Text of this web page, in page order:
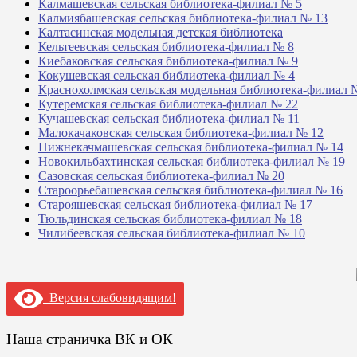
Калмашевская сельская библиотека-филиал № 5
Калмиябашевская сельская библиотека-филиал № 13
Калтасинская модельная детская библиотека
Кельтеевская сельская библиотека-филиал № 8
Киебаковская сельская библиотека-филиал № 9
Кокушевская сельская библиотека-филиал № 4
Краснохолмская сельская модельная библиотека-филиал
Кутеремская сельская библиотека-филиал № 22
Кучашевская сельская библиотека-филиал № 11
Малокачаковская сельская библиотека-филиал № 12
Нижнекачмашевская сельская библиотека-филиал № 14
Новокильбахтинская сельская библиотека-филиал № 19
Сазовская сельская библиотека-филиал № 20
Староорьебашевская сельская библиотека-филиал № 16
Старояшевская сельская библиотека-филиал № 17
Тюльдинская сельская библиотека-филиал № 18
Чилибеевская сельская библиотека-филиал № 10
Версия слабовидящим!
Наша страничка ВК и ОК